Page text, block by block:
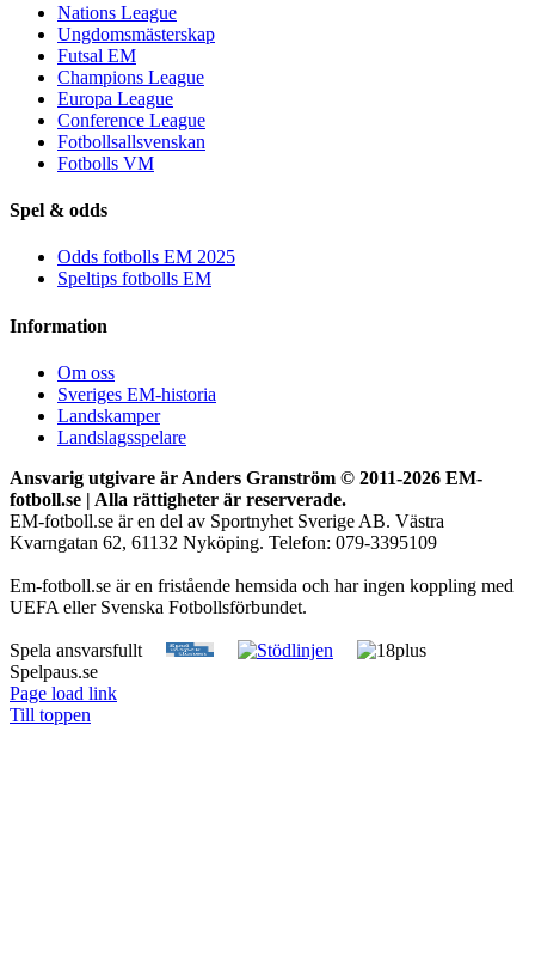
Nations League
Ungdomsmästerskap
Futsal EM
Champions League
Europa League
Conference League
Fotbollsallsvenskan
Fotbolls VM
Spel & odds
Odds fotbolls EM 2025
Speltips fotbolls EM
Information
Om oss
Sveriges EM-historia
Landskamper
Landslagsspelare
Ansvarig utgivare är Anders Granström © 2011-2026 EM-
fotboll.se | Alla rättigheter är reserverade.
EM-fotboll.se är en del av Sportnyhet Sverige AB. Västra
Kvarngatan 62, 61132 Nyköping. Telefon: 079-3395109
Em-fotboll.se är en fristående hemsida och har ingen koppling med
UEFA eller Svenska Fotbollsförbundet.
Spela ansvarsfullt
Spelpaus.se
Page load link
Till toppen